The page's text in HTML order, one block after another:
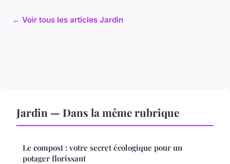
← Voir tous les articles Jardin
Jardin — Dans la même rubrique
Le compost : votre secret écologique pour un
potager florissant